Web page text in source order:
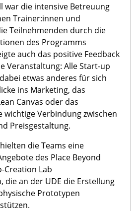
war die intensive Betreuung
Trainer:innen und
Teilnehmenden durch die
des Programms
auch das positive Feedback
Veranstaltung: Alle Start-up
etwas anderes für sich
ins Marketing, das
Canvas oder das
wichtige Verbindung zwischen
Preisgestaltung.
die Teams eine
des Place Beyond
Creation Lab
die an der UDE die Erstellung
Prototypen